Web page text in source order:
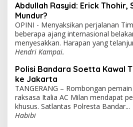
Abdullah Rasyid: Erick Thohir,
Mundur?
OPINI - Menyaksikan perjalanan
beberapa ajang internasional
menyesakkan. Harapan yang
Hendri Kampai.
Polisi Bandara Soetta Kawal
ke Jakarta
TANGERANG – Rombongan
raksasa Italia AC Milan mendapat
khusus. Satlantas Polresta Bandar...
Habibi